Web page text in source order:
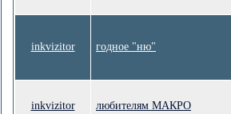
inkvizitor годное "ню"
inkvizitor любителям МАКРО